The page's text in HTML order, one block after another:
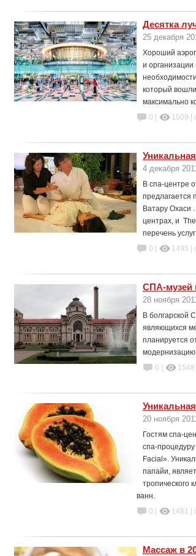
Десятка
25 декабря
Хороший
и
который
максимально
0 |
1509
4 декабря
В спа-центре
предлагается
Ватару Охаси
центрах, и
перечень
0 |
1495
СПА-музей
28 ноября
В болгарской
являющихся
планируется
модернизацию
0 |
1548
20 ноября
Гостям спа-
спа-
Facial».
папайи,
тропического
ванн.
0 |
1481
Массаж в